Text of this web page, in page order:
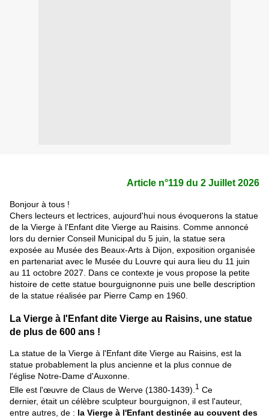
Article n°119 du 2 Juillet 2026
Bonjour à tous !
Chers lecteurs et lectrices, aujourd'hui nous évoquerons la statue
de la Vierge à l'Enfant dite Vierge au Raisins. Comme annoncé
lors du dernier Conseil Municipal du 5 juin, la statue sera
exposée au Musée des Beaux-Arts à Dijon, exposition organisée
en partenariat avec le Musée du Louvre qui aura lieu du 11 juin
au 11 octobre 2027. Dans ce contexte je vous propose la petite
histoire de cette statue bourguignonne puis une belle description
de la statue réalisée par Pierre Camp en 1960.
La Vierge à l'Enfant dite Vierge au Raisins, une statue
de plus de 600 ans !
La statue de la Vierge à l'Enfant dite Vierge au Raisins, est la
statue probablement la plus ancienne et la plus connue de
l'église Notre-Dame d'Auxonne.
Elle est l'œuvre de Claus de Werve (1380-1439). 1
Ce
dernier, était un célèbre sculpteur bourguignon, il est l'auteur,
entre autres, de : la Vierge à l'Enfant destinée au couvent des